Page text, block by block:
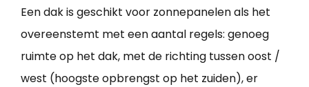
Een dak is geschikt voor zonnepanelen als het
overeenstemt met een aantal regels: genoeg
ruimte op het dak, met de richting tussen oost /
west (hoogste opbrengst op het zuiden), er